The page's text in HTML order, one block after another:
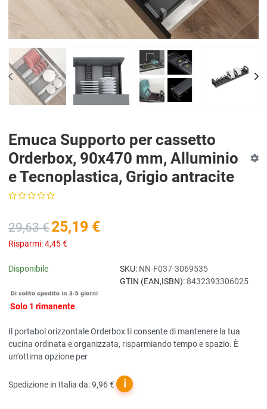
PREV
Emuca Supporto per cassetto
Orderbox, 90x470 mm, Alluminio
e Tecnoplastica, Grigio antracite
29,63 €25,19 €
Risparmi:4,45 €
Disponibile
Solo 1 rimanente
SKU: NN-F037-3069535
GTIN (EAN,ISBN): 8432393306025
Il portabol orizzontale Orderbox ti consente di mantenere la tua
cucina ordinata e organizzata, risparmiando tempo e spazio. È
un'ottima opzione per
Spedizione in Italia da: 9,96 € ℹ